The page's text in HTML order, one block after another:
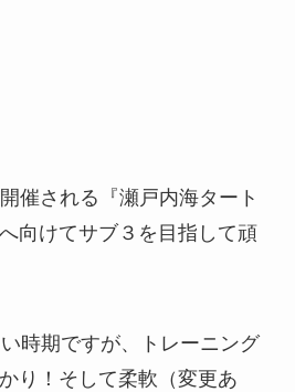
催される『瀬戸内海タート
向けてサブ３を目指して頑
時期ですが、トレーニング
り！そして柔軟（変更あ